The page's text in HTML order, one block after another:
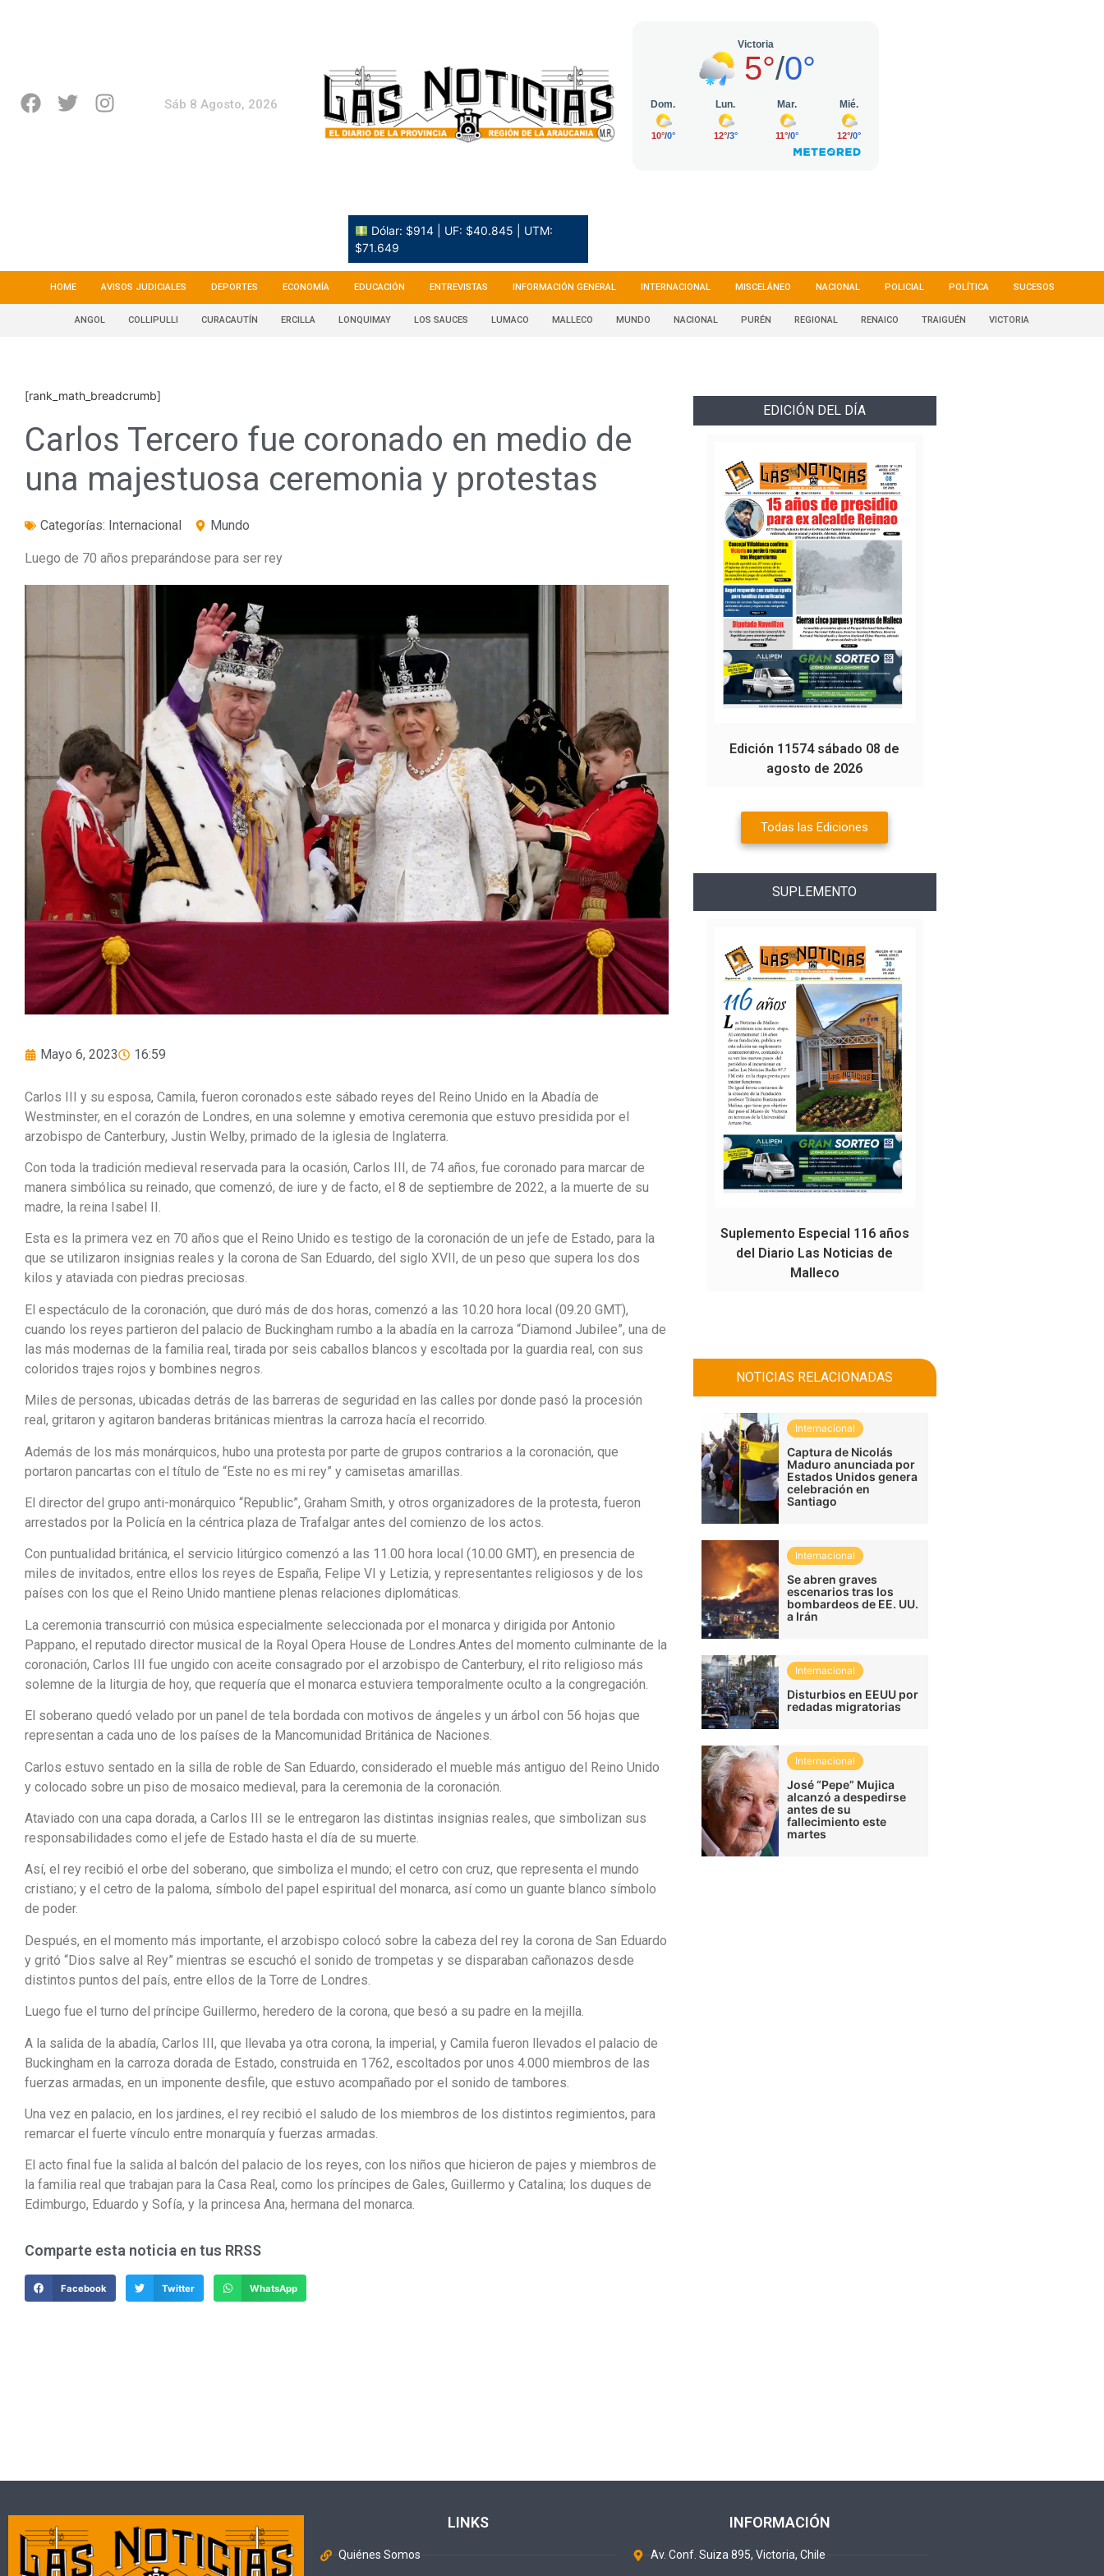
Sáb 8 Agosto, 2026
Dólar: $914 | UF: $40.845 | UTM:
$71.649
HOME AVISOS JUDICIALES DEPORTES ECONOMÍA EDUCACIÓN ENTREVISTAS INFORMACIÓN GENERAL INTERNACIONAL MISCELÁNEO NACIONAL POLICIAL POLÍTICA SUCESOS
ANGOL COLLIPULLI CURACAUTÍN ERCILLA LONQUIMAY LOS SAUCES LUMACO MALLECO MUNDO NACIONAL PURÉN REGIONAL RENAICO TRAIGUÉN VICTORIA
[rank_math_breadcrumb]
Carlos Tercero fue coronado en medio de
una majestuosa ceremonia y protestas
Categorías: Internacional Mundo
Luego de 70 años preparándose para ser rey
Mayo 6, 2023 16:59
Carlos III y su esposa, Camila, fueron coronados este sábado reyes del Reino Unido en la Abadía de
Westminster, en el corazón de Londres, en una solemne y emotiva ceremonia que estuvo presidida por el
arzobispo de Canterbury, Justin Welby, primado de la iglesia de Inglaterra.
Con toda la tradición medieval reservada para la ocasión, Carlos III, de 74 años, fue coronado para marcar de
manera simbólica su reinado, que comenzó, de iure y de facto, el 8 de septiembre de 2022, a la muerte de su
madre, la reina Isabel II.
Esta es la primera vez en 70 años que el Reino Unido es testigo de la coronación de un jefe de Estado, para la
que se utilizaron insignias reales y la corona de San Eduardo, del siglo XVII, de un peso que supera los dos
kilos y ataviada con piedras preciosas.
El espectáculo de la coronación, que duró más de dos horas, comenzó a las 10.20 hora local (09.20 GMT),
cuando los reyes partieron del palacio de Buckingham rumbo a la abadía en la carroza “Diamond Jubilee”, una de
las más modernas de la familia real, tirada por seis caballos blancos y escoltada por la guardia real, con sus
coloridos trajes rojos y bombines negros.
Miles de personas, ubicadas detrás de las barreras de seguridad en las calles por donde pasó la procesión
real, gritaron y agitaron banderas británicas mientras la carroza hacía el recorrido.
Además de los más monárquicos, hubo una protesta por parte de grupos contrarios a la coronación, que
portaron pancartas con el título de “Este no es mi rey” y camisetas amarillas.
El director del grupo anti-monárquico “Republic”, Graham Smith, y otros organizadores de la protesta, fueron
arrestados por la Policía en la céntrica plaza de Trafalgar antes del comienzo de los actos.
Con puntualidad británica, el servicio litúrgico comenzó a las 11.00 hora local (10.00 GMT), en presencia de
miles de invitados, entre ellos los reyes de España, Felipe VI y Letizia, y representantes religiosos y de los
países con los que el Reino Unido mantiene plenas relaciones diplomáticas.
La ceremonia transcurrió con música especialmente seleccionada por el monarca y dirigida por Antonio
Pappano, el reputado director musical de la Royal Opera House de Londres.Antes del momento culminante de la
coronación, Carlos III fue ungido con aceite consagrado por el arzobispo de Canterbury, el rito religioso más
solemne de la liturgia de hoy, que requería que el monarca estuviera temporalmente oculto a la congregación.
El soberano quedó velado por un panel de tela bordada con motivos de ángeles y un árbol con 56 hojas que
representan a cada uno de los países de la Mancomunidad Británica de Naciones.
Carlos estuvo sentado en la silla de roble de San Eduardo, considerado el mueble más antiguo del Reino Unido
y colocado sobre un piso de mosaico medieval, para la ceremonia de la coronación.
Ataviado con una capa dorada, a Carlos III se le entregaron las distintas insignias reales, que simbolizan sus
responsabilidades como el jefe de Estado hasta el día de su muerte.
Así, el rey recibió el orbe del soberano, que simboliza el mundo; el cetro con cruz, que representa el mundo
cristiano; y el cetro de la paloma, símbolo del papel espiritual del monarca, así como un guante blanco símbolo
de poder.
Después, en el momento más importante, el arzobispo colocó sobre la cabeza del rey la corona de San Eduardo
y gritó “Dios salve al Rey” mientras se escuchó el sonido de trompetas y se disparaban cañonazos desde
distintos puntos del país, entre ellos de la Torre de Londres.
Luego fue el turno del príncipe Guillermo, heredero de la corona, que besó a su padre en la mejilla.
A la salida de la abadía, Carlos III, que llevaba ya otra corona, la imperial, y Camila fueron llevados el palacio de
Buckingham en la carroza dorada de Estado, construida en 1762, escoltados por unos 4.000 miembros de las
fuerzas armadas, en un imponente desfile, que estuvo acompañado por el sonido de tambores.
Una vez en palacio, en los jardines, el rey recibió el saludo de los miembros de los distintos regimientos, para
remarcar el fuerte vínculo entre monarquía y fuerzas armadas.
El acto final fue la salida al balcón del palacio de los reyes, con los niños que hicieron de pajes y miembros de
la familia real que trabajan para la Casa Real, como los príncipes de Gales, Guillermo y Catalina; los duques de
Edimburgo, Eduardo y Sofía, y la princesa Ana, hermana del monarca.
Comparte esta noticia en tus RRSS
Facebook Twitter WhatsApp
EDICIÓN DEL DÍA
Edición 11574 sábado 08 de
agosto de 2026
Todas las Ediciones
SUPLEMENTO
Suplemento Especial 116 años
del Diario Las Noticias de
Malleco
NOTICIAS RELACIONADAS
Internacional
Captura de Nicolás
Maduro anunciada por
Estados Unidos genera
celebración en
Santiago
Internacional
Se abren graves
escenarios tras los
bombardeos de EE. UU.
a Irán
Internacional
Disturbios en EEUU por
redadas migratorias
Internacional
José “Pepe” Mujica
alcanzó a despedirse
antes de su
fallecimiento este
martes
LINKS
Quiénes Somos
INFORMACIÓN
Av. Conf. Suiza 895, Victoria, Chile